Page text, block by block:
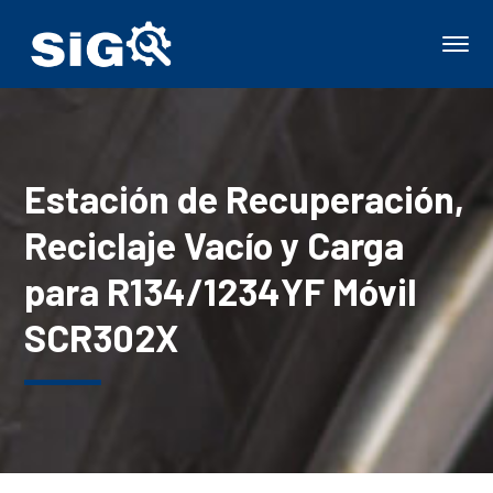
Estación de Recuperación,
Reciclaje Vacío y Carga
para R134/1234YF Móvil
SCR302X